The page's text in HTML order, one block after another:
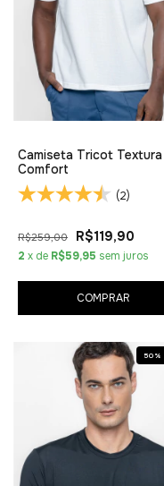
Camiseta Tricot Textura
Comfort
(2)
R$259,00 R$119,90
2 x de R$59,95 sem juros
COMPRAR
50 %